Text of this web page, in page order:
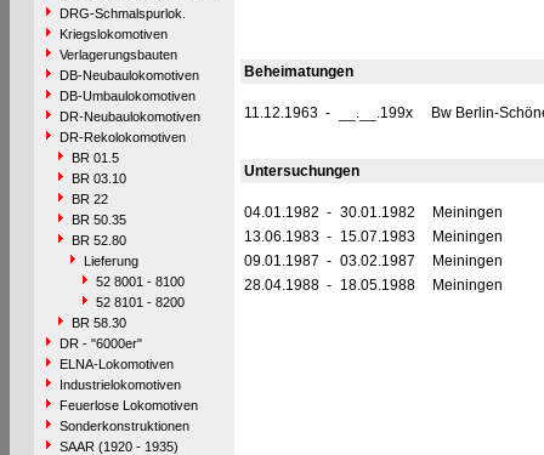
DRG-Schmalspurlok.
Kriegslokomotiven
Verlagerungsbauten
DB-Neubaulokomotiven
DB-Umbaulokomotiven
DR-Neubaulokomotiven
DR-Rekolokomotiven
BR 01.5
BR 03.10
BR 22
BR 50.35
BR 52.80
Lieferung
52 8001 - 8100
52 8101 - 8200
BR 58.30
DR - "6000er"
ELNA-Lokomotiven
Industrielokomotiven
Feuerlose Lokomotiven
Sonderkonstruktionen
SAAR (1920 - 1935)
Beheimatungen
11.12.1963 - __.__.199x Bw Berlin-
Untersuchungen
04.01.1982 - 30.01.1982
Meiningen
13.06.1983 - 15.07.1983
Meiningen
09.01.1987 - 03.02.1987
Meiningen
28.04.1988 - 18.05.1988 Meiningen